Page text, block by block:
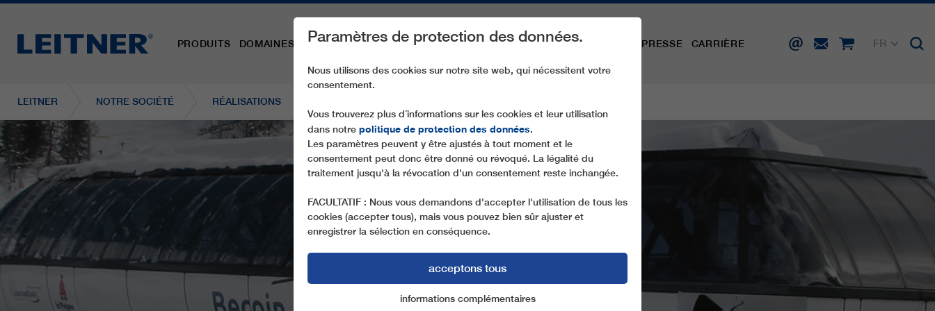
PRODUITS DOMAINES D´ACTIVITÉS PIÈCES DE RECHANGE SERVICE NOTRE SOCIÉTÉ PRESSE CARRIÈRE
FR
LEITNER NOTRE SOCIÉTÉ RÉALISATIONS
Paramètres de protection des données.
Nous utilisons des cookies sur notre site web, qui nécessitent votre
consentement.
Vous trouverez plus d´informations sur les cookies et leur utilisation
dans notre politique de protection des données.
Les paramètres peuvent y être ajustés à tout moment et le
consentement peut donc être donné ou révoqué. La légalité du
traitement jusqu'à la révocation d'un consentement reste inchangée.
FACULTATIF : Nous vous demandons d'accepter l'utilisation de tous les
cookies (accepter tous), mais vous pouvez bien sûr ajuster et
enregistrer la sélection en conséquence.
acceptons tous
cookies essentiels Marketing
informations complémentaires